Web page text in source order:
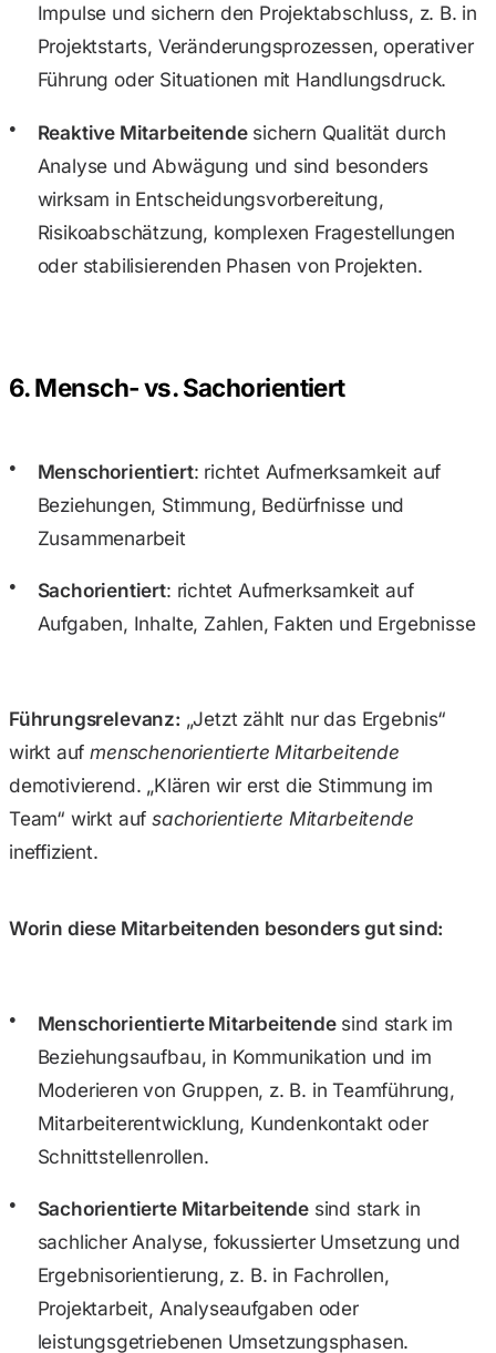
Impulse und sichern den Projektabschluss, z. B. in
Projektstarts, Veränderungsprozessen, operativer
Führung oder Situationen mit Handlungsdruck.
Reaktive Mitarbeitendesichern Qualität durch
Analyse und Abwägung und sind besonders
wirksam in Entscheidungs­vorbereitung,
Risikoabschätzung, komplexen Fragestellungen
oder stabilisierenden Phasen von Projekten.
6. Mensch- vs. Sachorientiert
Menschorientiert: richtet Aufmerksamkeit auf
Beziehungen, Stimmung, Bedürfnisse und
Zusammenarbeit
Sachorientiert: richtet Aufmerksamkeit auf
Aufgaben, Inhalte, Zahlen, Fakten und Ergebnisse
Führungsrelevanz: „Jetzt zählt nur das Ergebnis“
wirkt aufmenschenorientierte Mitarbeitende
demotivierend. „Klären wir erst die Stimmung im
Team“ wirkt auf sachorientierte Mitarbeitende
ineffizient.
Worin diese Mitarbeitenden besonders gut sind:
Menschorientierte Mitarbeitendesind stark im
Beziehungsaufbau, in Kommunikation und im
Moderieren von Gruppen, z. B. in Teamführung,
Mitarbeiterentwicklung, Kundenkontakt oder
Schnittstellenrollen.
Sachorientierte Mitarbeitende sind stark in
sachlicher Analyse, fokussierter Umsetzung und
Ergebnisorientierung, z. B. in Fachrollen,
Projektarbeit, Analyseaufgaben oder
leistungsgetriebenen Umsetzungsphasen.